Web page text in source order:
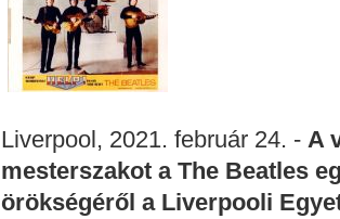
Liverpool, 2021. február 24. - A
mesterszakot a The Beatles
örökségéről a Liverpooli